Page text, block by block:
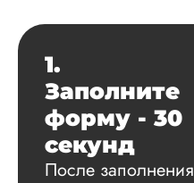
1.
Заполните
форму - 30
секунд
После заполнения